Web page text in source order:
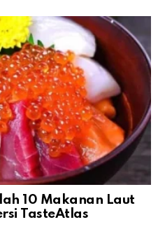
10 Makanan Laut
TasteAtlas